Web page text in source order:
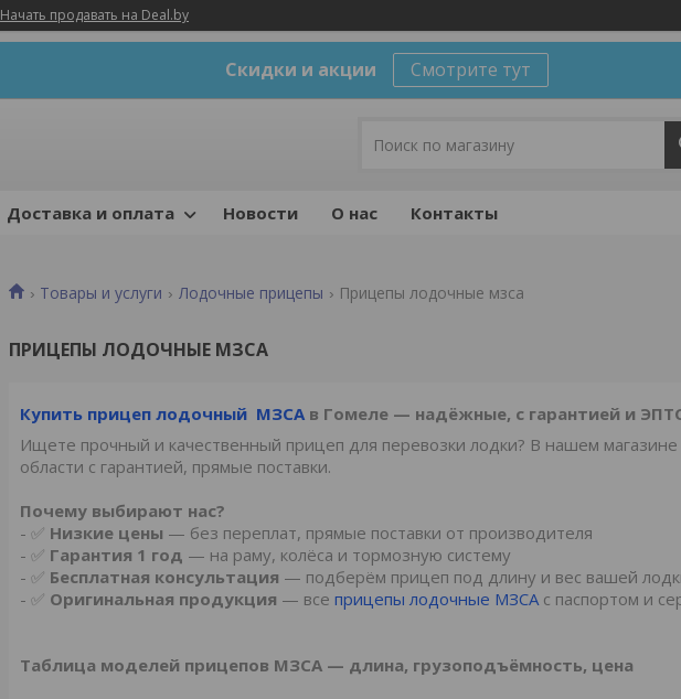
Начать продавать на Deal.by
Скидки и акции Смотрите тут
Доставка и оплата Новости О нас Контакты
Товары и услуги Лодочные прицепы Прицепы лодочные мзса
ПРИЦЕПЫ ЛОДОЧНЫЕ МЗСА
Купить прицеп лодочный МЗСА в Гомеле — надёжные, с гарантией и
Ищете прочный и качественный прицеп для перевозки лодки? В нашем
области с гарантией, прямые поставки.
Почему выбирают нас?
- ✅ Низкие цены — без переплат, прямые поставки от производителя
- ✅ Гарантия 1 год — на раму, колёса и тормозную систему
- ✅ Бесплатная консультация — подберём прицеп под длину и вес вашей
- ✅ Оригинальная продукция — все прицепы лодочные МЗСАс паспортом и
Таблица моделей прицепов МЗСА — длина, грузоподъёмность, цена